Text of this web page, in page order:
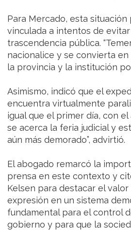
Para Mercado, esta
vinculada a intentos de
trascendencia pública.
nacionalice y se convierta en
la provincia y la institución
Asimismo, indicó que el
encuentra virtualmente
igual que el primer día, con
se acerca la feria judicial y
aún más demorado”, advirtió.
El abogado remarcó la
prensa en este contexto y
Kelsen para destacar el
expresión en un sistema
fundamental para el control
gobierno y para que la